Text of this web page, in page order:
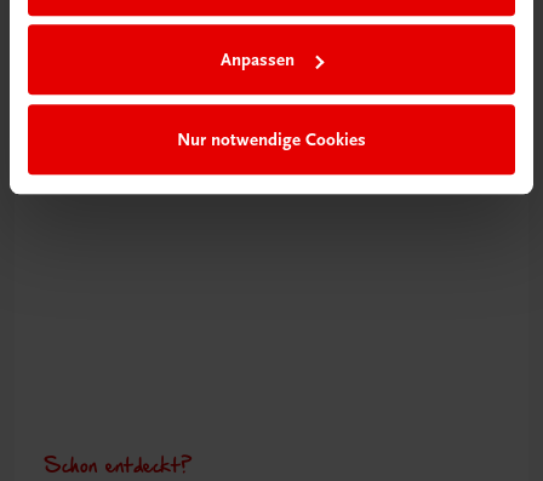
Anpassen
Nur notwendige Cookies
Mehr dazu
Schon entdeckt?